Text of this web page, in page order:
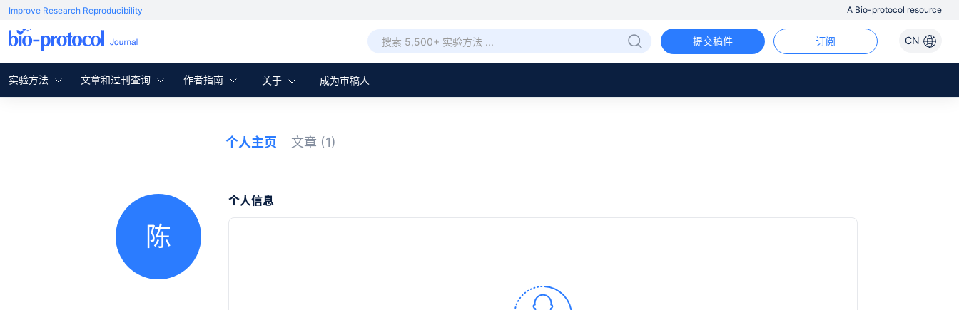
Improve Research Reproducibility A Bio-protocol resource
CN
订阅
提交稿件
实验方法 文章和过刊查询 作者指南 关于 成为审稿人
个人主页 文章 (1)
陈
个人信息